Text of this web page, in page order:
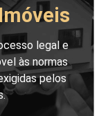
legal e
às normas
pelos